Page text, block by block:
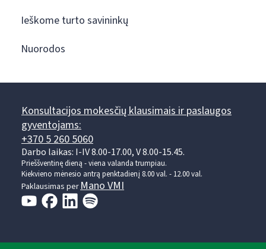
Ieškome turto savininkų
Nuorodos
Konsultacijos mokesčių klausimais ir paslaugos
gyventojams:
+370 5 260 5060
Darbo laikas: I-IV 8.00-17.00, V 8.00-15.45.
Prieššventinę dieną - viena valanda trumpiau.
Kiekvieno mėnesio antrą penktadienį 8.00 val. - 12.00 val.
Paklausimas per Mano VMI